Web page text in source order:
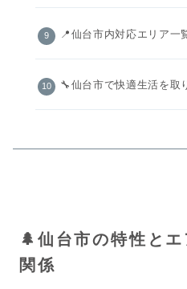
📍仙台市内対応エリア一
🔧仙台市で快適生活を取
🌲仙台市の特性と
関係